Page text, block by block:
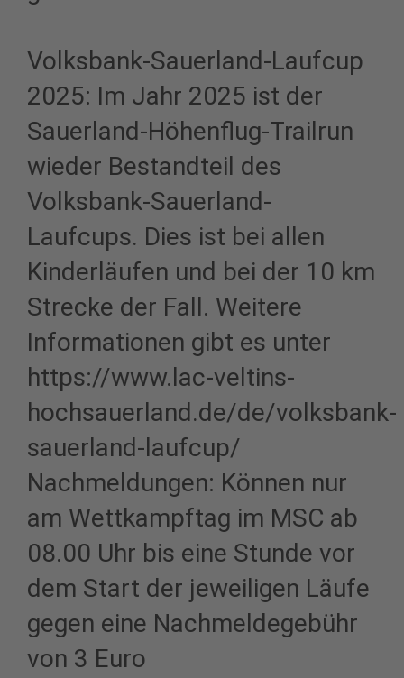
Volksbank-Sauerland-Laufcup
2025: Im Jahr 2025 ist der
Sauerland-Höhenflug-Trailrun
wieder Bestandteil des
Volksbank-Sauerland-
Laufcups. Dies ist bei allen
Kinderläufen und bei der 10 km
Strecke der Fall. Weitere
Informationen gibt es unter
https://www.lac-veltins-
hochsauerland.de/de/volksbank-
sauerland-laufcup/
Nachmeldungen: Können nur
am Wettkampftag im MSC ab
08.00 Uhr bis eine Stunde vor
dem Start der jeweiligen Läufe
gegen eine Nachmeldegebühr
von 3 Euro